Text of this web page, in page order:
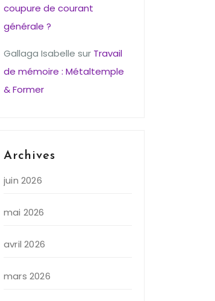
coupure de courant
générale ?
Gallaga Isabelle sur Travail
de mémoire : Métaltemple
& Former
Archives
juin 2026
mai 2026
avril 2026
mars 2026